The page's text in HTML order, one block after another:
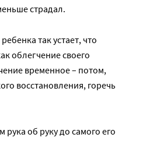
страдал.
так устает, что
облегчение своего
временное – потом,
восстановления, горечь
рука об руку до самого его